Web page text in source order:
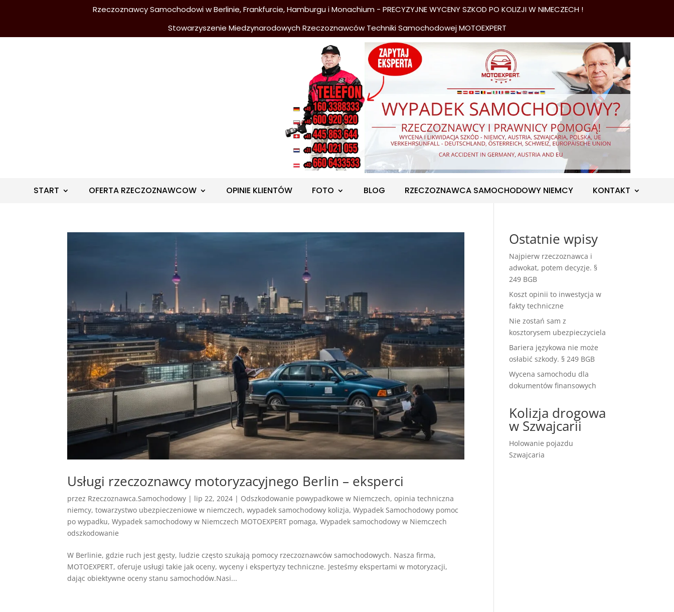
Rzeczoznawcy Samochodowi w Berlinie, Frankfurcie, Hamburgu i Monachium - PRECYZYJNE WYCENY SZKOD PO KOLIZJI W NIMECZECH !
Stowarzyszenie Miedzynarodowych Rzeczoznawców Techniki Samochodowej MOTOEXPERT
START OFERTA RZECZOZNAWCOW OPINIE KLIENTÓW FOTO BLOG RZECZOZNAWCA SAMOCHODOWY NIEMCY KONTAKT
Usługi rzeczoznawcy motoryzacyjnego Berlin – eksperci
przez Rzeczoznawca.Samochodowy | lip 22, 2024 | Odszkodowanie powypadkowe w Niemczech,opinia techniczna
niemcy,towarzystwo ubezpieczeniowe w niemczech,wypadek samochodowy kolizja,Wypadek Samochodowy pomoc
po wypadku,Wypadek samochodowy w Niemczech MOTOEXPERT pomaga,Wypadek samochodowy w Niemczech
odszkodowanie
W Berlinie, gdzie ruch jest gęsty, ludzie często szukają pomocy rzeczoznawców samochodowych. Nasza firma,
MOTOEXPERT, oferuje usługi takie jak oceny, wyceny i ekspertyzy techniczne. Jesteśmy ekspertami w motoryzacji,
dając obiektywne oceny stanu samochodów.Nasi...
Ostatnie wpisy
Najpierw rzeczoznawca i
adwokat, potem decyzje. §
249 BGB
Koszt opinii to inwestycja w
fakty techniczne
Nie zostań sam z
kosztorysem ubezpieczyciela
Bariera językowa nie może
osłabić szkody. § 249 BGB
Wycena samochodu dla
dokumentów finansowych
Kolizja drogowa
w Szwajcarii
Holowanie pojazdu
Szwajcaria